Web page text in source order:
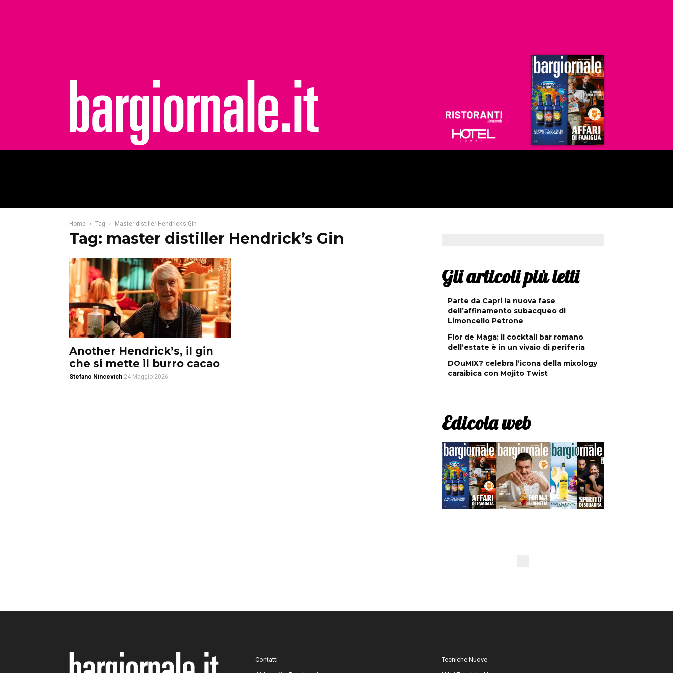
Ristoranti
Hoteldomani
Home Tag Master distiller Hendrick’s Gin
Tag: master distiller Hendrick’s Gin
Another Hendrick’s, il gin
che si mette il burro cacao
Stefano Nincevich 24 Maggio 2026
Gli articoli più letti
Parte da Capri la nuova fase
dell’affinamento subacqueo di
Limoncello Petrone
Flor de Maga: il cocktail bar romano
dell’estate è in un vivaio di periferia
DOuMIX? celebra l’icona della mixology
caraibica con Mojito Twist
Edicola web
Contatti
Tecniche Nuove